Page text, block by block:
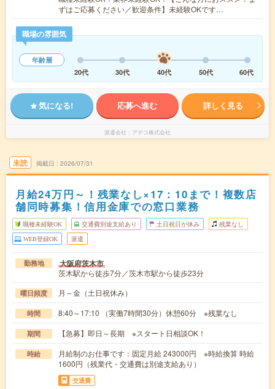
ずはご応募ください／歓迎条件】未経験OKです…
職場の雰囲気
年齢層
20代
30代 40代 50代 60代
気になる! 応募へ進む 詳しく見る
派遣会社 アデコ株式会社
未読 掲載日 2026/07/31
月給24万円～！残業なし×17：10まで！複数店
舗同時募集！信用金庫での窓口業務
職種未経験OK 交通費別途支給あり 土日祝日が休み 残業なし
WEB登録OK 派遣
勤務地 大阪府茨木市
茨木駅から徒歩7分／茨木市駅から徒歩23分
曜日頻度 月～金（土日祝休み）
時間 8:40～17:10 （実働7時間30分）休憩60分 ※残業なし
期間 【急募】即日～長期 ※スタート日相談OK！
時給
月給制のお仕事です：固定月給 243000円 ※時給換算 時給
1600円（残業代・交通費は別途支給あり）
交通費